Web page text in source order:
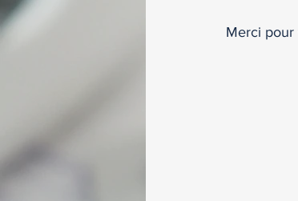
Merci